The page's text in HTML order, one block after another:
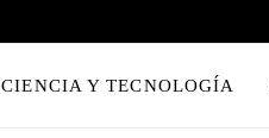
CIENCIA Y TECNOLOGÍA